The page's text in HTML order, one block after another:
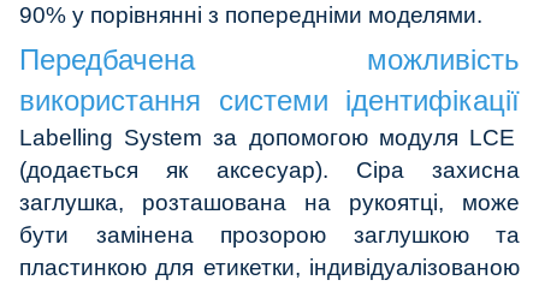
90% у порівнянні з попередніми моделями.
Передбачена можливість
використання системи ідентифікації
Labelling System за допомогою модуля LCE
(додається як аксесуар). Сіра захисна
заглушка, розташована на рукоятці, може
бути замінена прозорою заглушкою та
пластинкою для етикетки, індивідуалізованою